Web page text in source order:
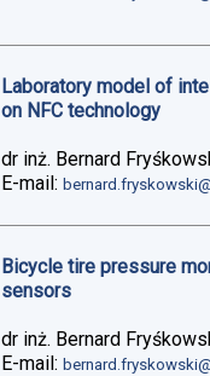
Laboratory model of
on NFC technology
dr inż. Bernard
E-mail:
Bicycle tire pressure
sensors
dr inż. Bernard
E-mail: